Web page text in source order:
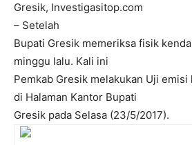
Gresik, Investigasitop.com
– Setelah
Bupati Gresik memeriksa fisik
minggu lalu. Kali ini
Pemkab Gresik melakukan Uji
di Halaman Kantor Bupati
Gresik pada Selasa (23/5/2017).